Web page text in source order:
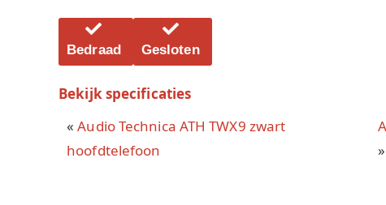
Bedraad Gesloten
Bekijk specificaties
«Audio Technica ATH TWX9 zwart
hoofdtelefoon
»